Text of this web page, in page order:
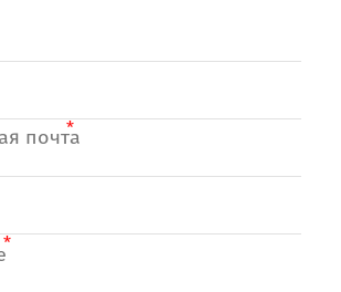
почта